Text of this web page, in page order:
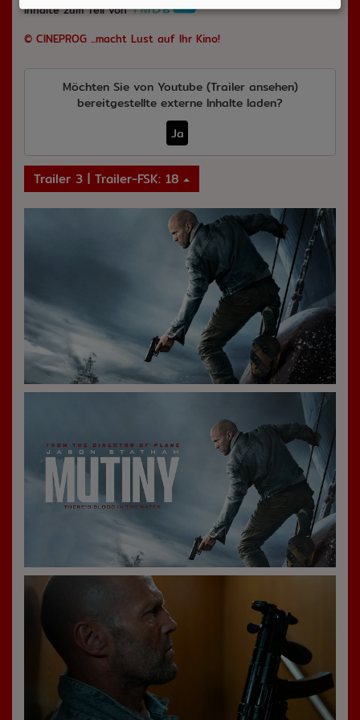
Inhalte zum Teil von
© CINEPROG ...macht Lust auf Ihr Kino!
Möchten Sie von Youtube (Trailer ansehen)
bereitgestellte externe Inhalte laden?
Ja
Trailer 3 | Trailer-FSK: 18